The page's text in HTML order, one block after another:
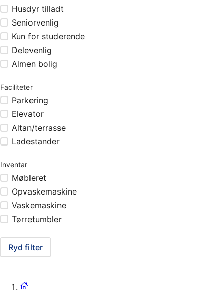
Husdyr tilladt
Seniorvenlig
Kun for studerende
Delevenlig
Almen bolig
Faciliteter
Parkering
Elevator
Altan/terrasse
Ladestander
Inventar
Møbleret
Opvaskemaskine
Vaskemaskine
Tørretumbler
Ryd filter